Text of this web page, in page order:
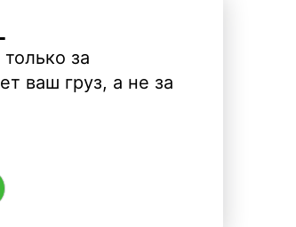
за
ваш груз, а не за